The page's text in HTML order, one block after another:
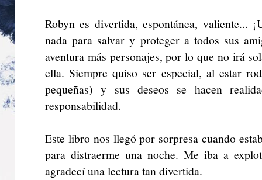
Robyn es divertida, espontánea, valiente...
nada para salvar y proteger a todos sus
aventura más personajes, por lo que no irá
ella. Siempre quiso ser especial, al estar
pequeñas) y sus deseos se hacen
responsabilidad.
Este libro nos llegó por sorpresa cuando
para distraerme una noche. Me iba a
agradecí una lectura tan divertida.